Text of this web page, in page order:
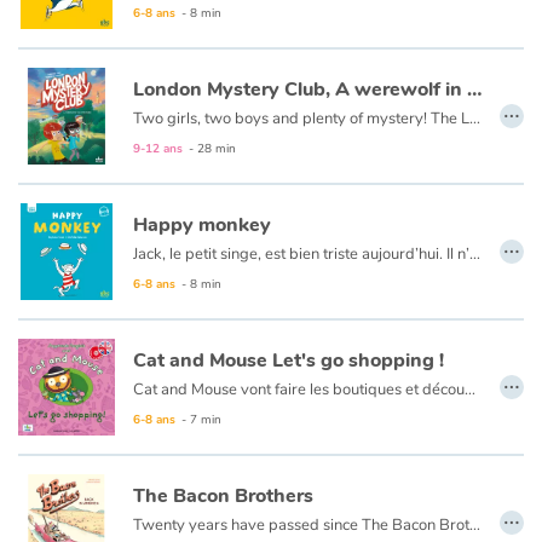
Catalogue anglais
Contraste +
Aide
Accueil
Famille
Écoles
Médiathèques
Vidéos & Tutoriaux
6-8 ans - 8 min
London Mystery Club, A werewolf in Hyde Park
Two girls, two boys and plenty of mystery! The London Mystery Club investigates about strange and supernatural occurrences. Do you think your neighbour is a werewolf ? Have you just spotted a zombie walking around? Are aliens among us? Don’t wait! Call the London Mystery Club now!
9-12 ans - 28 min
…
Happy monkey
Jack, le petit singe, est bien triste aujourd’hui. Il n’a pas de chapeau et les grands singes se moquent de lui. Jill arrive et grâce à elle, tout le monde retrouve le sourire…
6-8 ans - 8 min
…
Cat and Mouse Let's go shopping !
Cat and Mouse vont faire les boutiques et découvrir le nom des vêtements en anglais : a skirt, a T-shirt, shoes, sunglasses… Mais un chat et une souris sont-ils vraiment faits pour porter des vêtements ?
6-8 ans - 7 min
…
The Bacon Brothers
Twenty years have passed since The Bacon Brothers’ worldwide success. Each member of the legendary rock band is now leading a quiet life in separate locations… until the day one of their old songs reappears on the Internet. Wolfie, their agent, decides to get the band back together on the road. Destination: the USA for a fantastic tour! From New York to the Grand Canyon, via Nashville and San Francisco, follow the Bacon Brothers on this fun trip full of surprises!
…